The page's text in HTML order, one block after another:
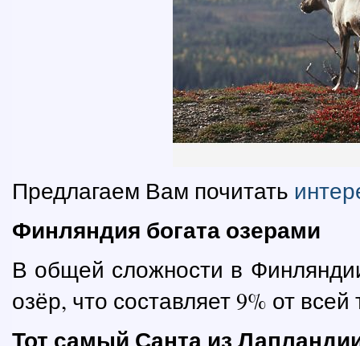
Предлагаем Вам почитать
Финляндия богата озерами
В общей сложности в
озёр, что составляет 9% от